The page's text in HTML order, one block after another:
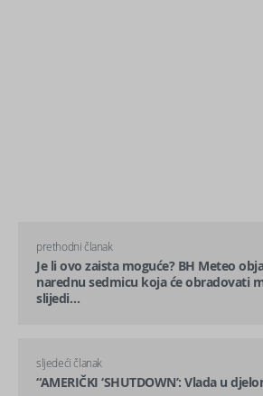
prethodni članak
Je li ovo zaista moguće? BH Meteo
narednu sedmicu koja će obradovati
slijedi…
sljedeći članak
“AMERIČKI ‘SHUTDOWN’: Vlada u